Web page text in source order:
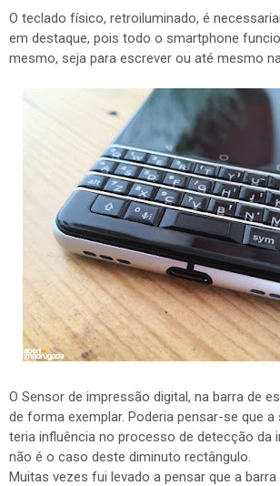
O teclado físico, retroiluminado, é
em destaque, pois todo o smartphone
mesmo, seja para escrever ou até mesmo
O Sensor de impressão digital, na barra de
de forma exemplar. Poderia pensar-se que a
teria influência no processo de detecção da
não é o caso deste diminuto rectângulo.
Muitas vezes fui levado a pensar que a